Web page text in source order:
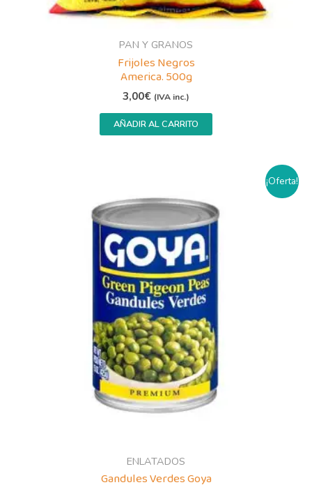
PAN Y GRANOS
Frijoles Negros
America. 500g
3,00€ (IVA inc.)
AÑADIR AL CARRITO
¡Oferta!
ENLATADOS
Gandules Verdes Goya
original
era:
2,20€.
actual
es:
1,95€.